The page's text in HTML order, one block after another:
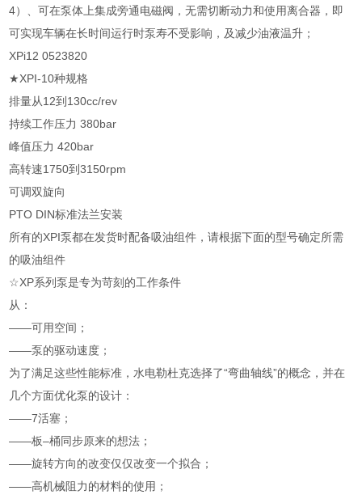
4）、可在泵体上集成旁通电磁阀，无需切断动力和使用离合器，即
可实现车辆在长时间运行时泵寿不受影响，及减少油液温升；
XPi12 0523820
★XPI-10种规格
排量从12到130cc/rev
持续工作压力 380bar
峰值压力 420bar
高转速1750到3150rpm
可调双旋向
PTO DIN标准法兰安装
所有的XPI泵都在发货时配备吸油组件，请根据下面的型号确定所需
的吸油组件
☆XP系列泵是专为苛刻的工作条件
从：
——可用空间；
——泵的驱动速度；
为了满足这些性能标准，水电勒杜克选择了“弯曲轴线”的概念，并在
几个方面优化泵的设计：
——7活塞；
——板–桶同步原来的想法；
——旋转方向的改变仅仅改变一个拟合；
——高机械阻力的材料的使用；